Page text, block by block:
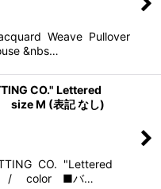
Weave Pullover
&nbs…
CO." Lettered
size M (表記 なし)
CO. "Lettered
/ color ■バ…